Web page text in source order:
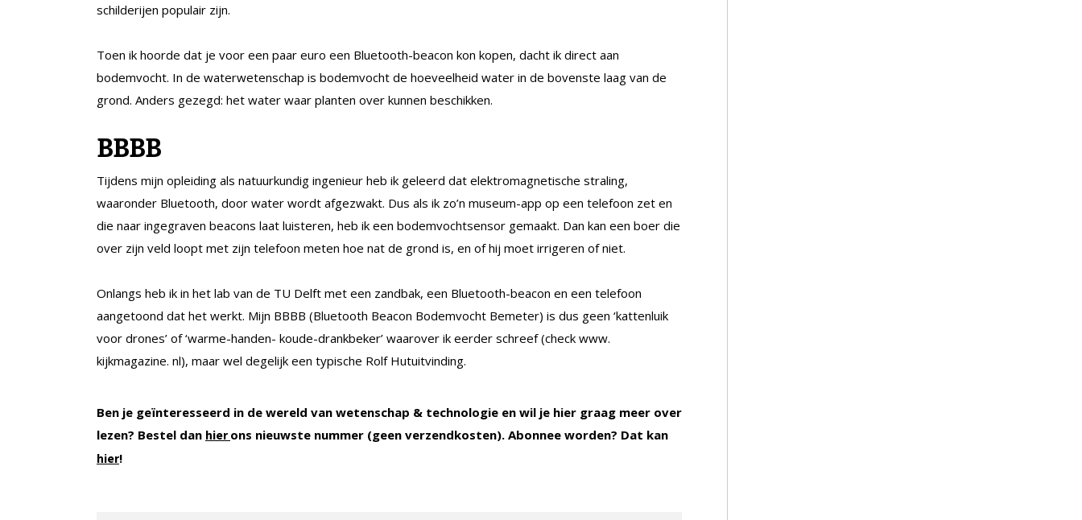
schilderijen populair zijn.
Toen ik hoorde dat je voor een paar euro een Bluetooth-beacon kon kopen, dacht ik direct aan
bodemvocht. In de waterwetenschap is bodemvocht de hoeveelheid water in de bovenste laag van de
grond. Anders gezegd: het water waar planten over kunnen beschikken.
BBBB
Tijdens mijn opleiding als natuurkundig ingenieur heb ik geleerd dat elektromagnetische straling,
waaronder Bluetooth, door water wordt afgezwakt. Dus als ik zo’n museum-app op een telefoon zet en
die naar ingegraven beacons laat luisteren, heb ik een bodemvochtsensor gemaakt. Dan kan een boer die
over zijn veld loopt met zijn telefoon meten hoe nat de grond is, en of hij moet irrigeren of niet.
Onlangs heb ik in het lab van de TU Delft met een zandbak, een Bluetooth-beacon en een telefoon
aangetoond dat het werkt. Mijn BBBB (Bluetooth Beacon Bodemvocht Bemeter) is dus geen ‘kattenluik
voor drones’ of ‘warme-handen- koude-drankbeker’ waarover ik eerder schreef (check www.
kijkmagazine. nl), maar wel degelijk een typische Rolf Hutuitvinding.
Ben je geïnteresseerd in de wereld van wetenschap & technologie en wil je hier graag meer over
lezen? Bestel dan hier ons nieuwste nummer (geen verzendkosten). Abonnee worden? Dat kan
hier!